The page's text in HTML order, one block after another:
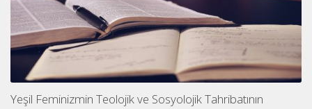
Yeşil Feminizmin Teolojik ve Sosyolojik Tahribatının